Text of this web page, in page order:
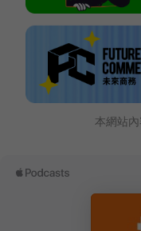
本網站內